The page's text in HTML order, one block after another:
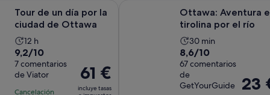
Tour de un día por la
ciudad de Ottawa
La
duración
de
la
actividad
12 h
9.2
sobre
10
con
9,2/10
7 comentarios
de Viator
Cancelación
El
precio
61 €
incluye tasas
Ottawa: Aventura
tirolina por el río
La
duración
de
la
actividad
30 min
8.6
sobre
10
con
8,6/10
67 comentarios
de
GetYourGuide
El
precio
23